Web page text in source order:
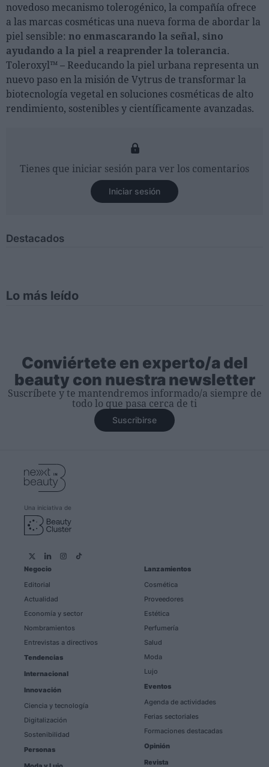
novedoso mecanismo tolerogénico, la compañía ofrece
a las marcas cosméticas una nueva forma de abordar la
piel sensible: no enmascarando la señal, sino
ayudando a la piel a reaprender la tolerancia.
Toleroxyl™ – Reeducando la piel urbana representa un
nuevo paso en la misión de Vytrus de transformar la
biotecnología vegetal en soluciones cosméticas de alto
rendimiento, sostenibles y científicamente avanzadas.
Tienes que iniciar sesión para ver los comentarios
Iniciar sesión
Destacados
Lo más leído
Conviértete en experto/a del
beauty con nuestra newsletter
Suscríbete y te mantendremos informado/a siempre de
todo lo que pasa cerca de ti
Suscribirse
Una iniciativa de
Negocio
Editorial
Actualidad
Economía y sector
Nombramientos
Entrevistas a directivos
Tendencias
Internacional
Innovación
Ciencia y tecnología
Digitalización
Sostenibilidad
Personas
Lanzamientos
Cosmética
Proveedores
Estética
Perfumería
Salud
Moda
Lujo
Eventos
Agenda de actividades
Ferias sectoriales
Formaciones destacadas
Opinión
Revista